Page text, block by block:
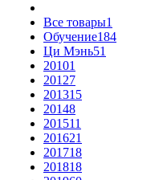
Все товары1
Обучение184
Ци Мэнь51
20101
20127
201315
20148
201511
201621
201718
201818